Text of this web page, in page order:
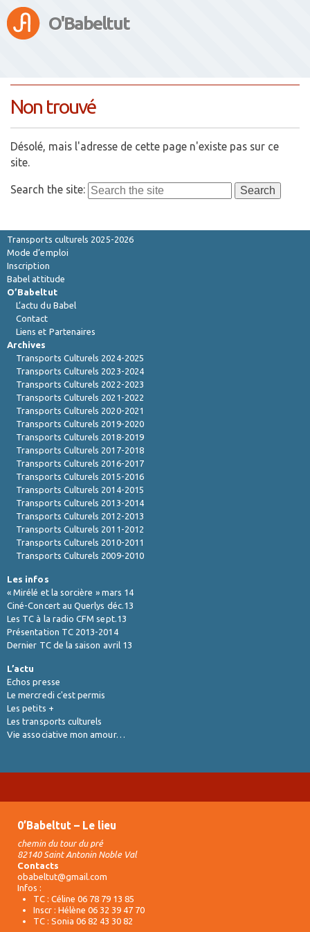
O'Babeltut
Non trouvé
Désolé, mais l'adresse de cette page n'existe pas sur ce
site.
Search the site:
Transports culturels 2025-2026
Mode d’emploi
Inscription
Babel attitude
O’Babeltut
L’actu du Babel
Contact
Liens et Partenaires
Archives
Transports Culturels 2024-2025
Transports Culturels 2023-2024
Transports Culturels 2022-2023
Transports Culturels 2021-2022
Transports Culturels 2020-2021
Transports Culturels 2019-2020
Transports Culturels 2018-2019
Transports Culturels 2017-2018
Transports Culturels 2016-2017
Transports Culturels 2015-2016
Transports Culturels 2014-2015
Transports Culturels 2013-2014
Transports Culturels 2012-2013
Transports Culturels 2011-2012
Transports Culturels 2010-2011
Transports Culturels 2009-2010
Les infos
« Mirélé et la sorcière » mars 14
Ciné-Concert au Querlys déc.13
Les TC à la radio CFM sept.13
Présentation TC 2013-2014
Dernier TC de la saison avril 13
L’actu
Echos presse
Le mercredi c'est permis
Les petits +
Les transports culturels
Vie associative mon amour…
0’Babeltut – Le lieu
chemin du tour du pré
82140 Saint Antonin Noble Val
Contacts
obabeltut@gmail.com
Infos :
TC : Céline 06 78 79 13 85
Inscr : Hélène 06 32 39 47 70
TC : Sonia 06 82 43 30 82